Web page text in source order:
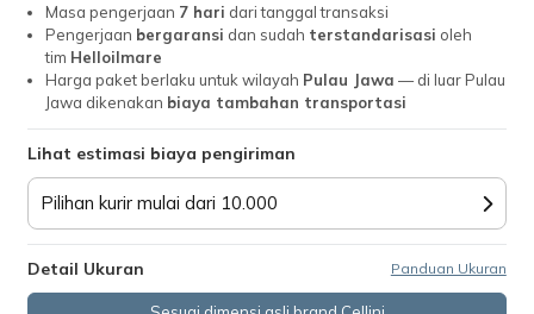
Masa pengerjaan 7 hari dari tanggal transaksi
Pengerjaan bergaransi dan sudah terstandarisasi oleh
tim Helloilmare
Harga paket berlaku untuk wilayah Pulau Jawa — di luar Pulau
Jawa dikenakan biaya tambahan transportasi
Lihat estimasi biaya pengiriman
Pilihan kurir mulai dari 10.000
Detail Ukuran Panduan Ukuran